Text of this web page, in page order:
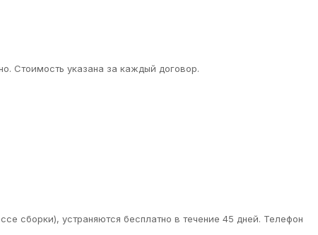
Стоимость указана за каждый договор.
сборки), устраняются бесплатно в течение 45 дней. Телефон